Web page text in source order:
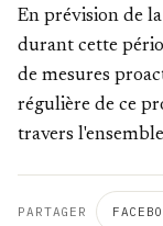
En prévision de
durant cette
de mesures
régulière de ce
travers
PARTAGER